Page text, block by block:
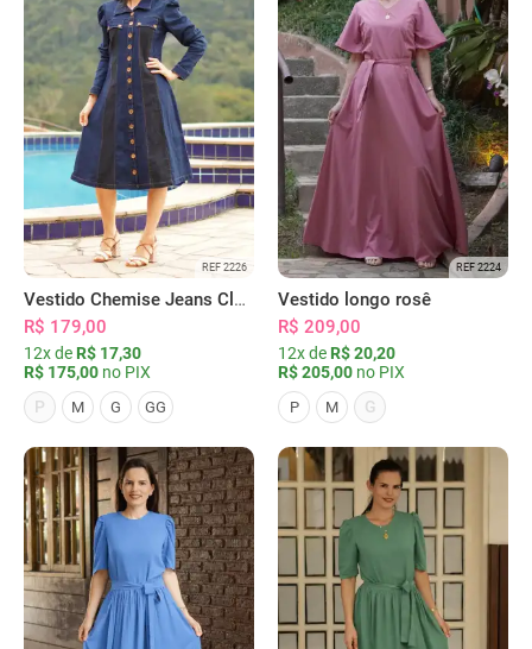
REF 2226
Vestido Chemise Jeans Clássica Serena
R$ 179,00
12x de R$ 17,30
R$ 175,00 no PIX
P
M G GG
REF 2224
Vestido longo rosê
R$ 209,00
12x de R$ 20,20
R$ 205,00 no PIX
P M G